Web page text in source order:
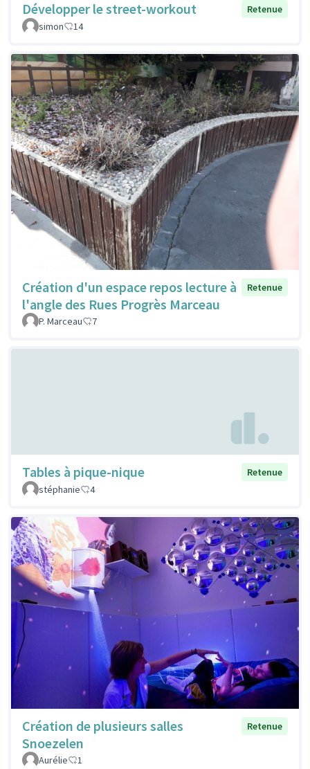
Développer le street-workout
Retenue
simon
14
Création d'un espace repos lecture à
l'angle des Rues Progrès Marceau
Retenue
P. Marceau 7
Tables à pique-nique
Retenue
stéphanie
4
Création de plusieurs salles
Snoezelen
Retenue
Aurélie 1